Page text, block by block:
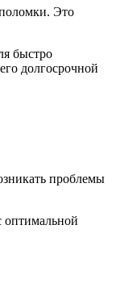
Это
быстро
долгосрочной
проблемы
оптимальной